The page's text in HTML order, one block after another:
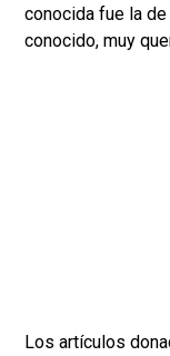
conocida fue la
conocido, muy
Los artículos